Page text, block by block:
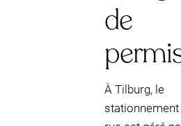
de
À Tilburg, le
stationnement